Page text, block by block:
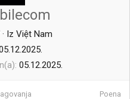
· Iz Việt Nam
05.12.2025.
Poena